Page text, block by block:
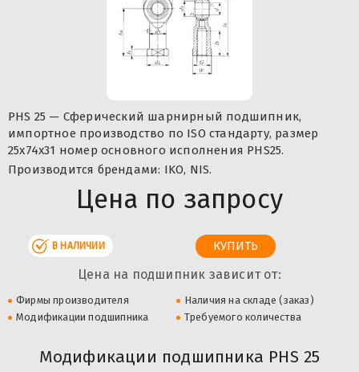
PHS 25 — Сферический шарнирный подшипник,
импортное производство по ISO стандарту, размер
25x74x31 номер основного исполнения PHS25.
Производится брендами: IKO, NIS.
Цена по запросу
В НАЛИЧИИ
Цена на подшипник зависит от:
Фирмы производителя
Наличия на складе (заказ)
Модификации подшипника
Требуемого количества
Модификации подшипника PHS 25